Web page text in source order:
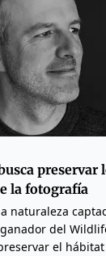
preservar
la fotografía
naturaleza
del
el